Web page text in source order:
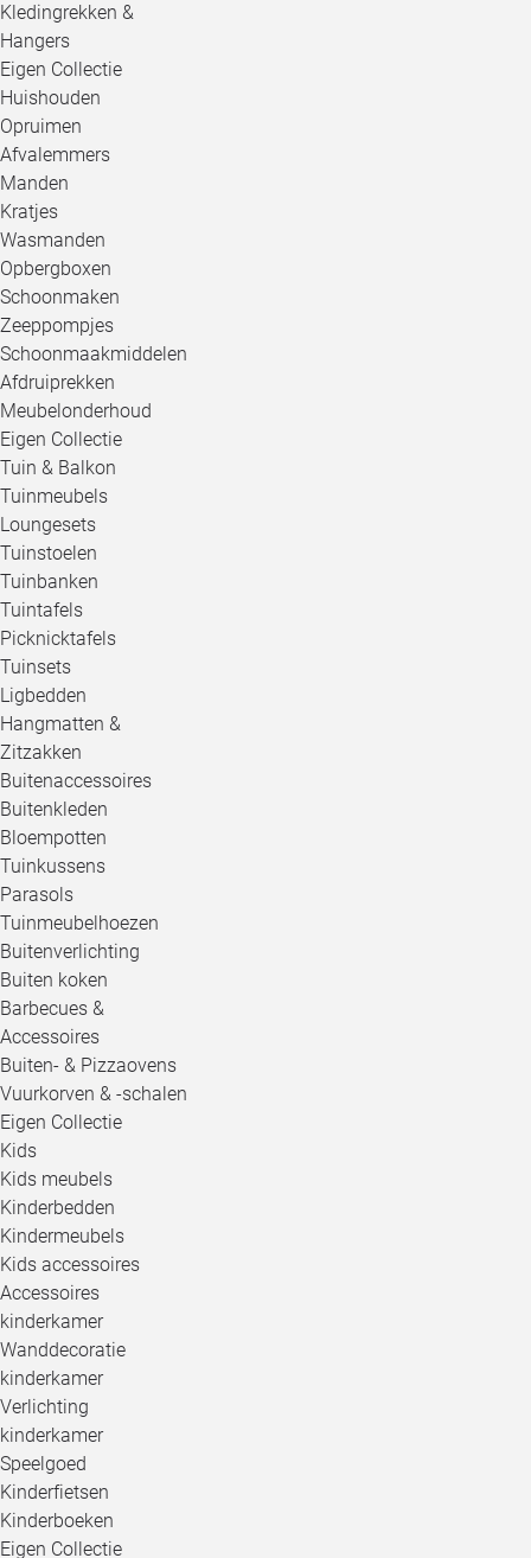
Kledingrekken &
Hangers
Eigen Collectie
Huishouden
Opruimen
Afvalemmers
Manden
Kratjes
Wasmanden
Opbergboxen
Schoonmaken
Zeeppompjes
Schoonmaakmiddelen
Afdruiprekken
Meubelonderhoud
Eigen Collectie
Tuin & Balkon
Tuinmeubels
Loungesets
Tuinstoelen
Tuinbanken
Tuintafels
Picknicktafels
Tuinsets
Ligbedden
Hangmatten &
Zitzakken
Buitenaccessoires
Buitenkleden
Bloempotten
Tuinkussens
Parasols
Tuinmeubelhoezen
Buitenverlichting
Buiten koken
Barbecues &
Accessoires
Buiten- & Pizzaovens
Vuurkorven & -schalen
Eigen Collectie
Kids
Kids meubels
Kinderbedden
Kindermeubels
Kids accessoires
Accessoires
kinderkamer
Wanddecoratie
kinderkamer
Verlichting
kinderkamer
Speelgoed
Kinderfietsen
Kinderboeken
Eigen Collectie